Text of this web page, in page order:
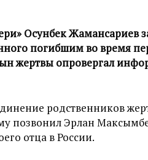
Осунбек Жамансариев
погибшим во время
жертвы опровергал
родственников
позвонил Эрлан
отца в России.